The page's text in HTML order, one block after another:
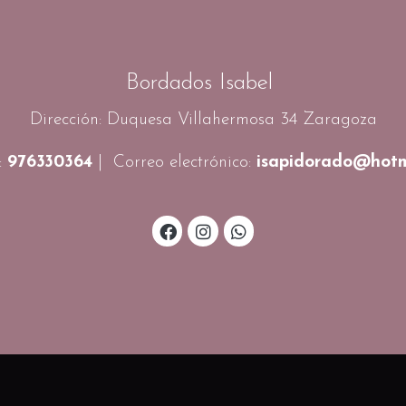
Bordados Isabel
Dirección: Duquesa Villahermosa 34 Zaragoza
976330364 | Correo electrónico: